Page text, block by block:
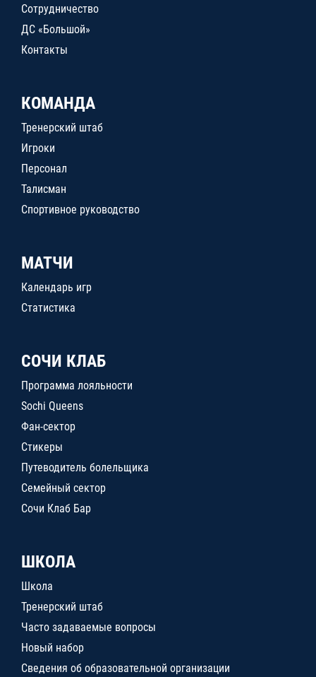
Сотрудничество
ДС «Большой»
Контакты
КОМАНДА
Тренерский штаб
Игроки
Персонал
Талисман
Спортивное руководство
МАТЧИ
Календарь игр
Статистика
СОЧИ КЛАБ
Программа лояльности
Sochi Queens
Фан-сектор
Стикеры
Путеводитель болельщика
Семейный сектор
Сочи Клаб Бар
ШКОЛА
Школа
Тренерский штаб
Часто задаваемые вопросы
Новый набор
Сведения об образовательной организации